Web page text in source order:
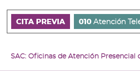
CITA PREVIA 010 Atención
SAC: Oficinas de Atención